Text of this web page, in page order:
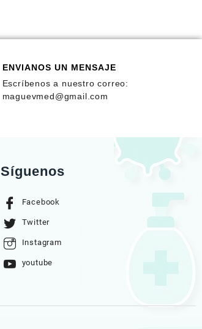
ENVIANOS UN MENSAJE
Escríbenos a nuestro correo:
maguevmed@gmail.com
Síguenos
Facebook
Twitter
Instagram
youtube